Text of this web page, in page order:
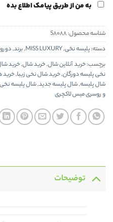
به من از طریق پیامک اطلاع بده
شناسه محصول:S8088
دسته:پلیسه نخی,
MISS LUXURY
,برند,دورو
برچسب:خرید آنلاین شال,خرید شال,خرید
نخی پلیسه دورگان,خرید شال نخی زیبا,خرید
شال پلیسه,شال پلیسه جدید,شال پلیسه نخی
و روسری میس لاکچری
توضیحات